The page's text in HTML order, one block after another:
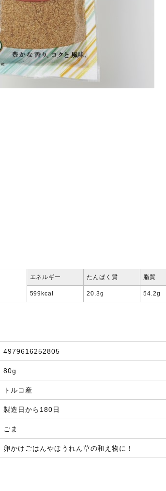
エネルギー
599kcal
たんぱく質
20.3g
脂質
54.2g
4979616252805
80g
トルコ産
製造日から180日
ごま
卵かけごはんやほうれん草の和え物に！